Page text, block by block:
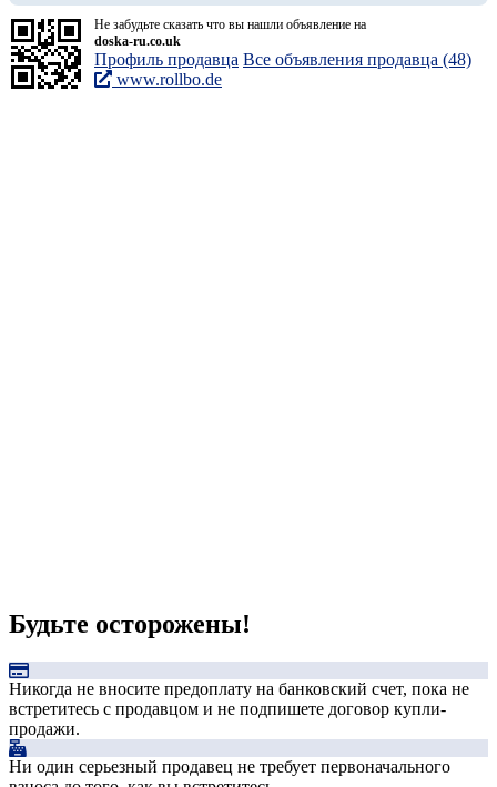
Не забудьте сказать что вы нашли объявление на
doska-ru.co.uk
Профиль продавца Все объявления продавца (48)
www.rollbo.de
Будьте осторожены!
Никогда не вносите предоплату на банковский счет, пока не
встретитесь с продавцом и не подпишете договор купли-
продажи.
Ни один серьезный продавец не требует первоначального